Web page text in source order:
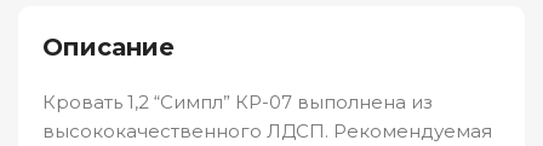
Описание
Кровать 1,2 “Симпл” КР-07 выполнена из
высококачественного ЛДСП. Рекомендуемая